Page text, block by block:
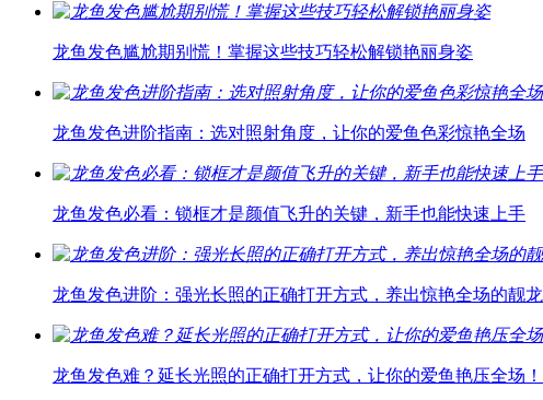
龙鱼发色尴尬期别慌！掌握这些技巧轻松解锁艳丽身姿
龙鱼发色进阶指南：选对照射角度，让你的爱鱼色彩惊艳全场
龙鱼发色必看：锁框才是颜值飞升的关键，新手也能快速上手
龙鱼发色进阶：强光长照的正确打开方式，养出惊艳全场的靓龙
龙鱼发色难？延长光照的正确打开方式，让你的爱鱼艳压全场！